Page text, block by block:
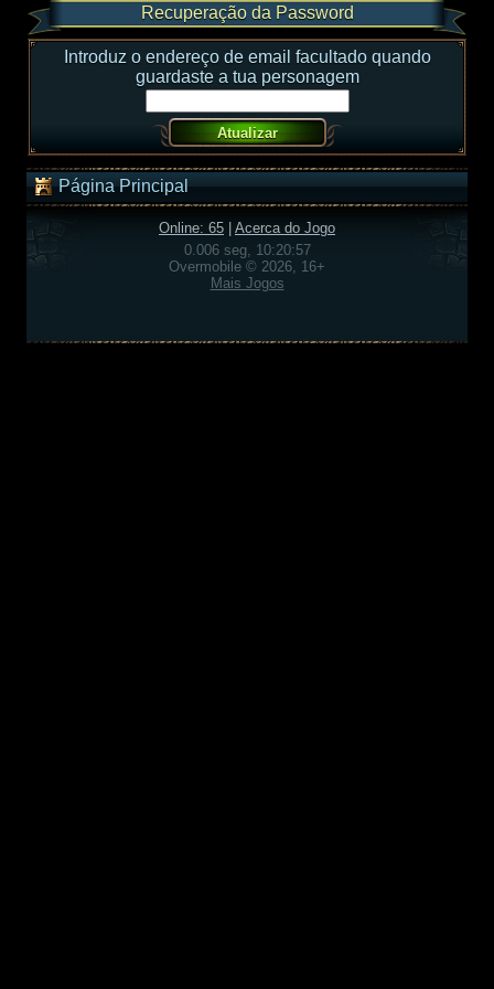
Recuperação da Password
Introduz o endereço de email facultado quando
guardaste a tua personagem
Página Principal
Online: 65
Acerca do Jogo
0.006 seg, 10:20:57
Overmobile © 2026, 16+
Mais Jogos